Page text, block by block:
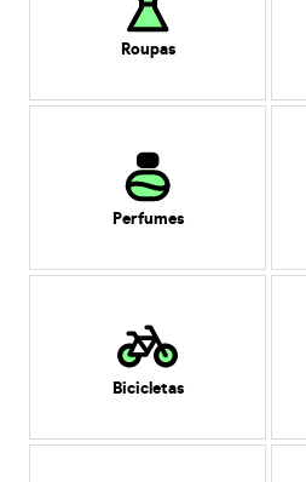
Roupas
Perfumes
Bicicletas